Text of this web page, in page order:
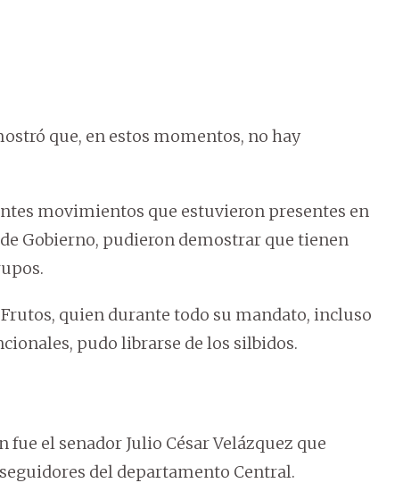
que, en estos momentos, no hay
movimientos que estuvieron presentes en
Gobierno, pudieron demostrar que tienen
quien durante todo su mandato, incluso
pudo librarse de los silbidos.
el senador Julio César Velázquez que
del departamento Central.